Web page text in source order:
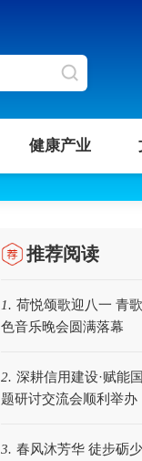
健康产业
推荐阅读
1. 荷悦颂歌迎八一 青
色音乐晚会圆满落幕
2. 深耕信用建设·赋能
题研讨交流会顺利举办
3. 春风沐芳华 徒步砺